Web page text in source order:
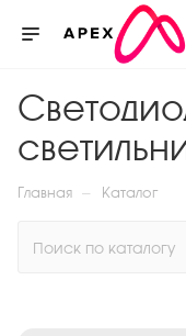
Главная — Каталог